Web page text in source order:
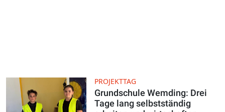
PROJEKTTAG
Grundschule Wemding: Drei
Tage lang selbstständig